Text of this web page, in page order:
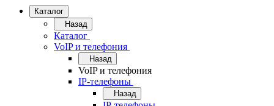
Каталог
Назад
Каталог
VoIP и телефония
Назад
VoIP и телефония
IP-телефоны
Назад